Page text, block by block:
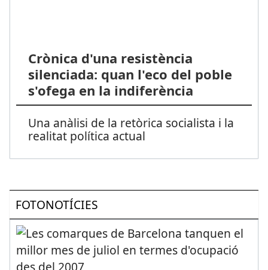
Crònica d'una resistència
silenciada: quan l'eco del poble
s'ofega en la indiferència
Una anàlisi de la retòrica socialista i la
realitat política actual
FOTONOTÍCIES